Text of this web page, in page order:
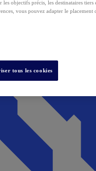
les objectifs précis, les destinataires tiers
vous pouvez adapter le placement
tous les cookies